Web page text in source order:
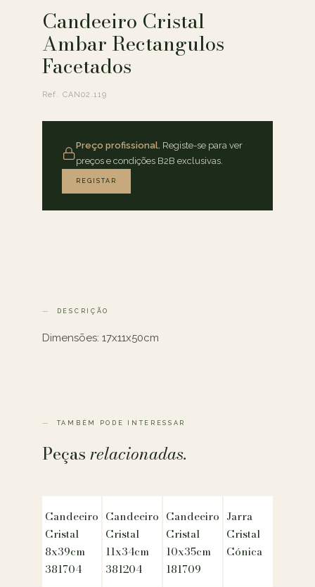
Candeeiro Cristal
Ambar Rectangulos
Facetados
Ref. CAN02.119
Preço profissional. Registe-se para ver
preços e condições B2B exclusivas.
REGISTAR
DESCRIÇÃO
Dimensões: 17x11x50cm
TAMBÉM PODE INTERESSAR
Peçasrelacionadas.
Candeeiro
Cristal
8x39cm
381704
Candeeiro
Cristal
11x34cm
381204
Candeeiro
Cristal
10x35cm
181709
Jarra
Cristal
Cónica